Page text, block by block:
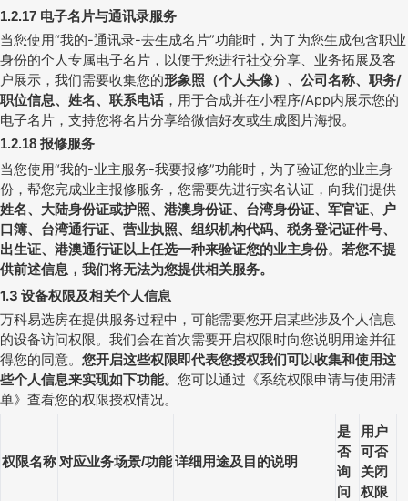
1.2.17 电子名片与通讯录服务
当您使用“我的-通讯录-去生成名片”功能时，为了为您生成包含职业
身份的个人专属电子名片，以便于您进行社交分享、业务拓展及客
户展示，我们需要收集您的形象照（个人头像）、公司名称、职务/
职位信息、姓名、联系电话 ，用于合成并在小程序/App内展示您的
电子名片，支持您将名片分享给微信好友或生成图片海报。
1.2.18 报修服务
当您使用“我的-业主服务-我要报修”功能时，为了验证您的业主身
份，帮您完成业主报修服务，您需要先进行实名认证，向我们提供
姓名、大陆身份证或护照、港澳身份证、台湾身份证、军官证、户
口簿、台湾通行证、营业执照、组织机构代码、税务登记证件号、
出生证、港澳通行证以上任选一种来验证您的业主身份。 若您不提
供前述信息，我们将无法为您提供相关服务。
1.3 设备权限及相关个人信息
万科易选房在提供服务过程中，可能需要您开启某些涉及个人信息
的设备访问权限。我们会在首次需要开启权限时向您说明用途并征
得您的同意。 您开启这些权限即代表您授权我们可以收集和使用这
些个人信息来实现如下功能。 您可以通过 《系统权限申请与使用清
单》 查看您的权限授权情况。
权限名称对应业务场景/功能详细用途及目的说明
是
否
询
问
用户
可否
关闭
权限